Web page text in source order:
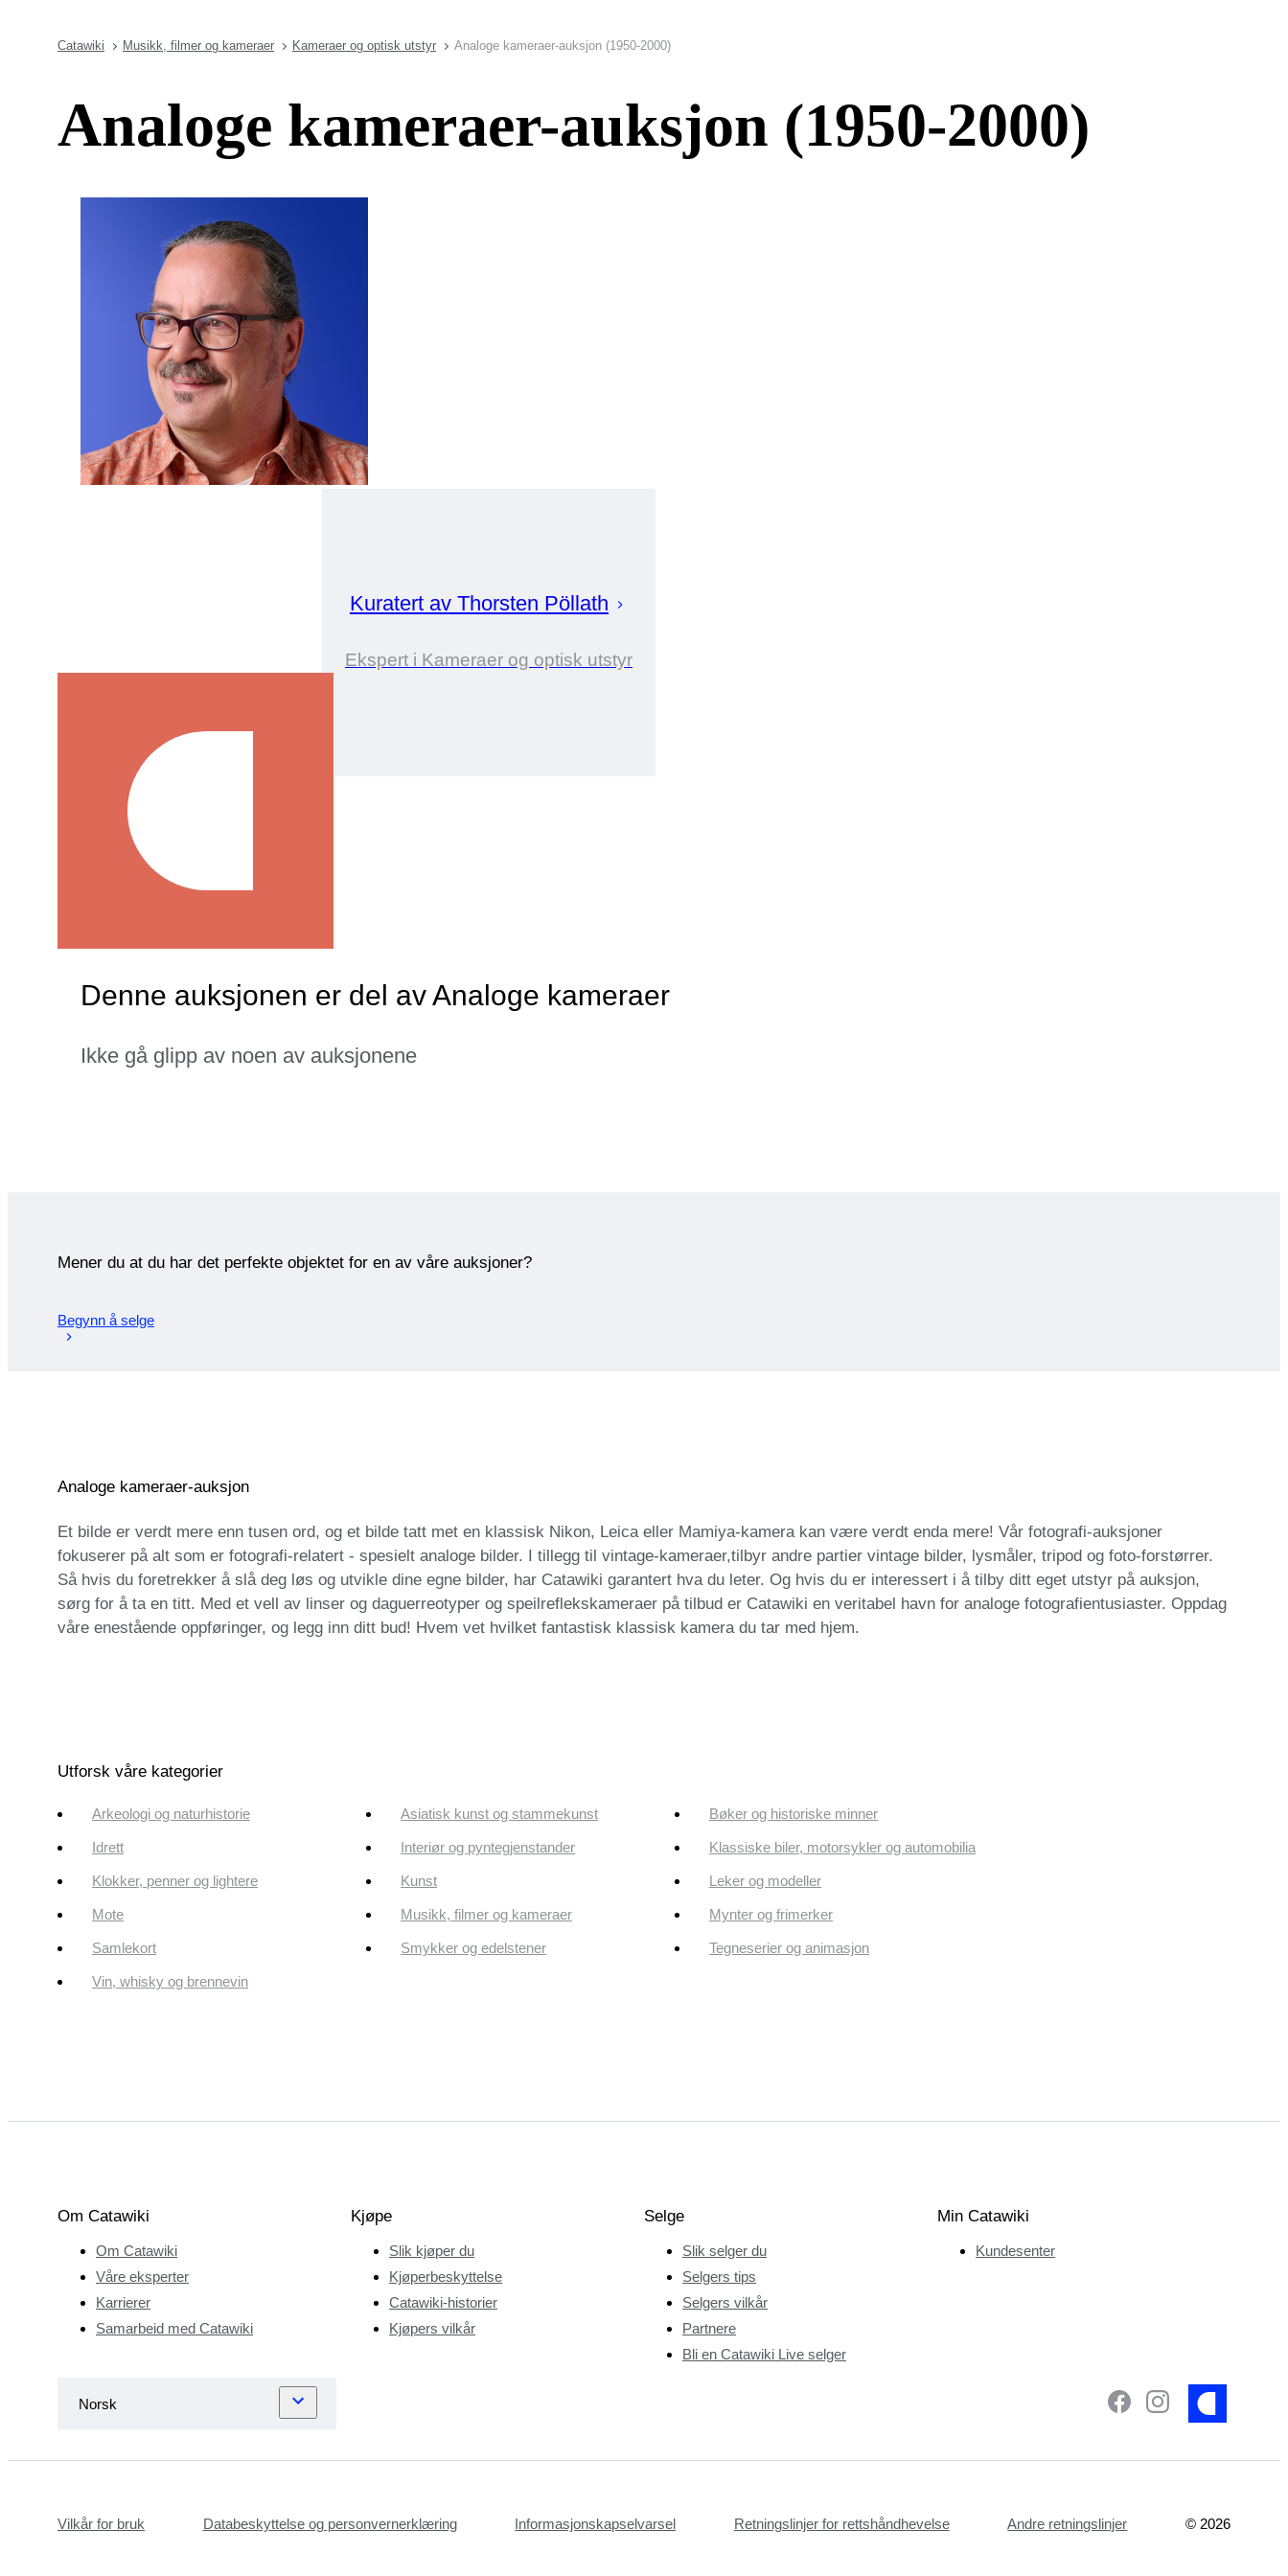
Catawiki Musikk, filmer og kameraer Kameraer og optisk utstyr Analoge kameraer-auksjon (1950-2000)
Analoge kameraer-auksjon (1950-2000)
Kuratert av Thorsten Pöllath
Ekspert i Kameraer og optisk utstyr
Denne auksjonen er del av Analoge kameraer
Ikke gå glipp av noen av auksjonene
Mener du at du har det perfekte objektet for en av våre auksjoner?
Begynn å selge
Analoge kameraer-auksjon
Et bilde er verdt mere enn tusen ord, og et bilde tatt met en klassisk Nikon, Leica eller Mamiya-kamera kan være verdt enda mere! Vår fotografi-auksjoner
fokuserer på alt som er fotografi-relatert - spesielt analoge bilder. I tillegg til vintage-kameraer,tilbyr andre partier vintage bilder, lysmåler, tripod og foto-forstørrer.
Så hvis du foretrekker å slå deg løs og utvikle dine egne bilder, har Catawiki garantert hva du leter. Og hvis du er interessert i å tilby ditt eget utstyr på auksjon,
sørg for å ta en titt. Med et vell av linser og daguerreotyper og speilreflekskameraer på tilbud er Catawiki en veritabel havn for analoge fotografientusiaster. Oppdag
våre enestående oppføringer, og legg inn ditt bud! Hvem vet hvilket fantastisk klassisk kamera du tar med hjem.
Utforsk våre kategorier
Arkeologi og naturhistorie Asiatisk kunst og stammekunst Bøker og historiske minner
Idrett Interiør og pyntegjenstander Klassiske biler, motorsykler og automobilia
Klokker, penner og lightere Kunst Leker og modeller
Mote Musikk, filmer og kameraer Mynter og frimerker
Samlekort Smykker og edelstener Tegneserier og animasjon
Vin, whisky og brennevin
Om Catawiki
Om Catawiki
Våre eksperter
Karrierer
Samarbeid med Catawiki
Kjøpe
Slik kjøper du
Kjøperbeskyttelse
Catawiki-historier
Kjøpers vilkår
Selge
Slik selger du
Selgers tips
Selgers vilkår
Partnere
Bli en Catawiki Live selger
Min Catawiki
Kundesenter
Vilkår for bruk Databeskyttelse og personvernerklæring Informasjonskapselvarsel Retningslinjer for rettshåndhevelse Andre retningslinjer © 2026